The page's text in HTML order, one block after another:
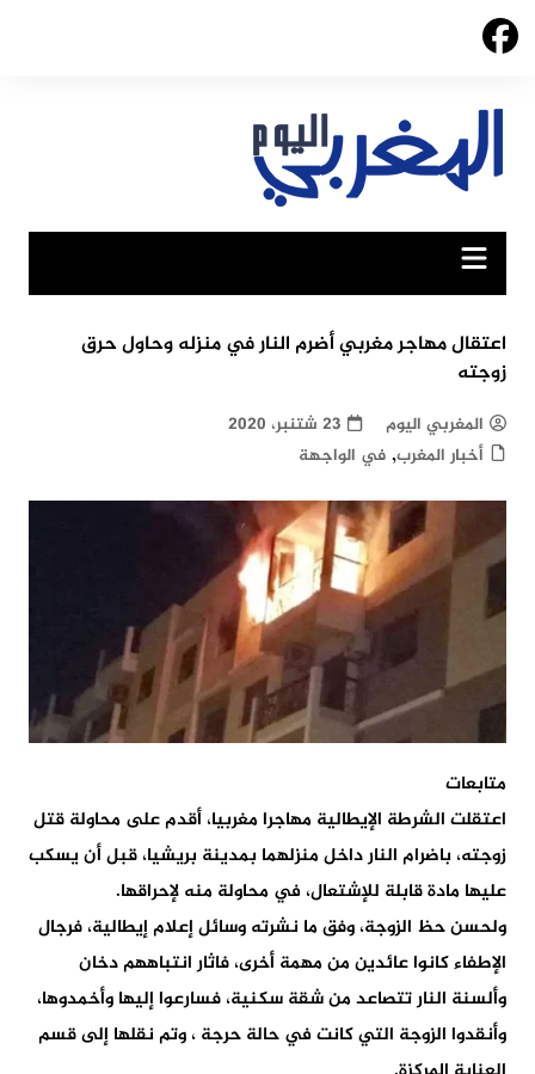
Skip
اعتقال مهاجر مغربي أضرم النار في منزله وحاول حرق
زوجته
المغربي اليوم
23 شتنبر، 2020
أخبار المغرب, في الواجهة
متابعات
اعتقلت الشرطة الإيطالية مهاجرا مغربيا، أقدم على محاولة قتل
زوجته، باضرام النار داخل منزلهما بمدينة بريشيا، قبل أن يسكب
عليها مادة قابلة للإشتعال، في محاولة منه لإحراقها.
ولحسن حظ الزوجة، وفق ما نشرته وسائل إعلام إيطالية، فرجال
الإطفاء كانوا عائدين من مهمة أخرى، فاثار انتباههم دخان
وألسنة النار تتصاعد من شقة سكنية، فسارعوا إليها وأخمدوها،
وأنقدوا الزوجة التي كانت في حالة حرجة ، وتم نقلها إلى قسم